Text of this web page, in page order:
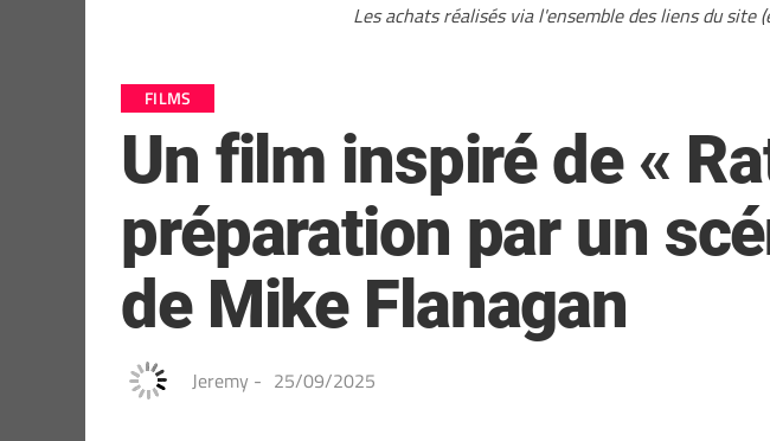
Les achats réalisés via l'ensemble des liens du site
FILMS
Un film inspiré de «
préparation par un
de Mike Flanagan
Jeremy - 25/09/2025